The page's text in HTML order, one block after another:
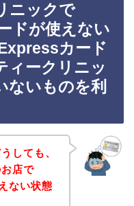
ニックで
ドが使えない
カード
ィークリニッ
ないものを利
しても、
店で
ない状態